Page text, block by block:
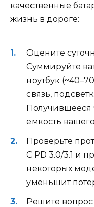
качественные
жизнь в дороге:
Оцените
Суммируйте
ноутбук
связь,
емкость
Проверьте
C PD 3.0/3.1 и
некоторых
уменьшит
Решите